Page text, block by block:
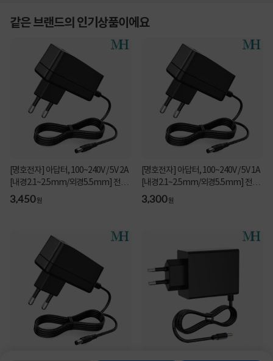
같은 브랜드의 인기상품이에요
[명호전자] 아답터, 100~240V / 5V 2A
[내경2.1~2.5mm/외경5.5mm] 전원
코드 일체형 [...
3,450원
[명호전자] 아답터, 100~240V / 5V 1A
[내경2.1~2.5mm/외경5.5mm] 전원
코드 일체형 [...
3,300원